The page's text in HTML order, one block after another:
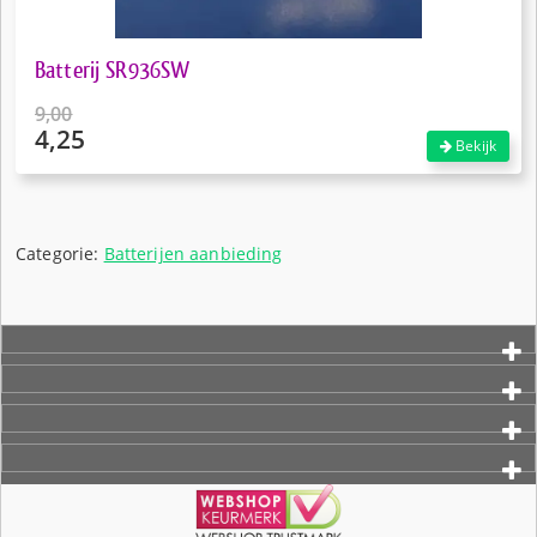
Batterij SR936SW
9,00
Oorspronkelijke
4,25 Bekijk
Categorie: Batterijen aanbieding